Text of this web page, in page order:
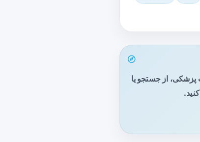
پزشکی، از جستجو یا